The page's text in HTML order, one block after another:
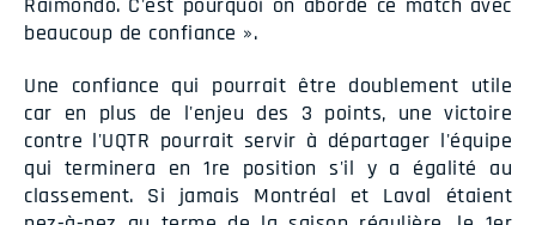
beaucoup de confiance ».
Une confiance qui pourrait être doublement utile
car en plus de l'enjeu des 3 points, une victoire
contre l'UQTR pourrait servir à départager l'équipe
qui terminera en 1re position s'il y a égalité au
classement. Si jamais Montréal et Laval étaient